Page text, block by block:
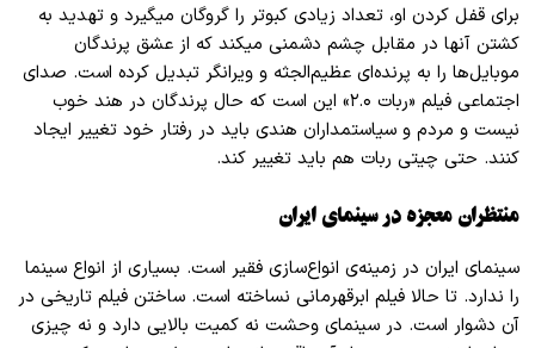
برای قفل کردن او، تعداد زیادی کبوتر را گروگان میگیرد و تهدید به
کشتن آنها در مقابل چشم دشمنی میکند که از عشق پرندگان
موبایلها را به پرندهای عظیمالجثه و ویرانگر تبدیل کرده است. صدای
اجتماعی فیلم «ربات ۲.۰» این است که حال پرندگان در هند خوب
نیست و مردم و سیاستمداران هندی باید در رفتار خود تغییر ایجاد
کنند. حتی چیتی ربات هم باید تغییر کند.
منتظران معجزه در سینمای ایران
سینمای ایران در زمینه‌ی انواع‌سازی فقیر است. بسیاری از انواع سینما
را ندارد. تا حالا فیلم ابرقهرمانی نساخته است. ساختن فیلم تاریخی در
آن دشوار است. در سینمای وحشت نه کمیت بالایی دارد و نه چیزی